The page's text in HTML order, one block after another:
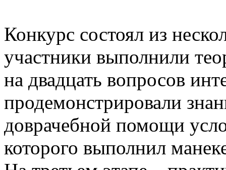
Конкурс состоял из
участники выполнили
на двадцать вопросов
продемонстрировали
доврачебной помощи
которого выполнил